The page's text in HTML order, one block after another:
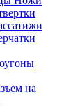
на